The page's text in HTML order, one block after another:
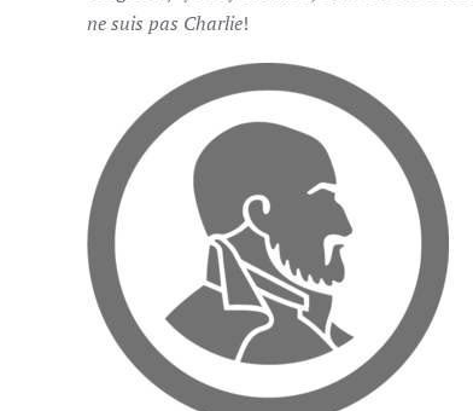
ne suis pas Charlie!